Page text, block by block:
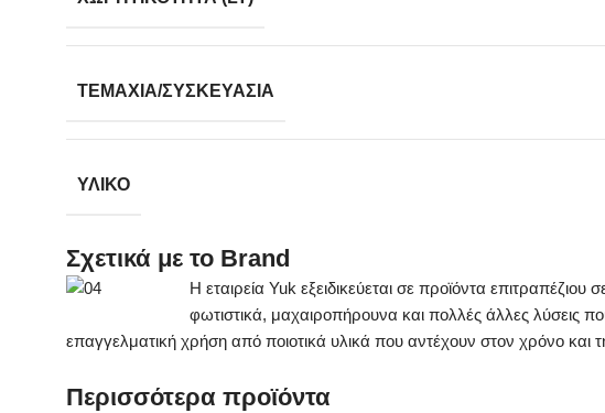
ΤΕΜΆΧΙΑ/ΣΥΣΚΕΥΑΣΊΑ
ΥΛΙΚΌ
Σχετικά με το Brand
Η εταιρεία Yuk εξειδικεύεται σε προϊόντα
φωτιστικά, μαχαιροπήρουνα και πολλές άλλες λύσεις
επαγγελματική χρήση από ποιοτικά υλικά που αντέχουν στον χρόνο
Περισσότερα προϊόντα